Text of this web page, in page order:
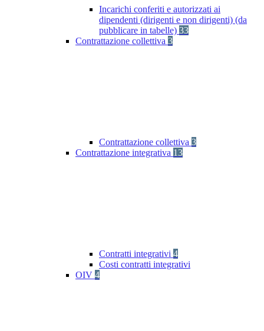
Incarichi conferiti e autorizzati ai
dipendenti (dirigenti e non dirigenti) (da
pubblicare in tabelle) 33
Contrattazione collettiva 3
Contrattazione collettiva 3
Contrattazione integrativa 13
Contratti integrativi 4
Costi contratti integrativi
OIV 4